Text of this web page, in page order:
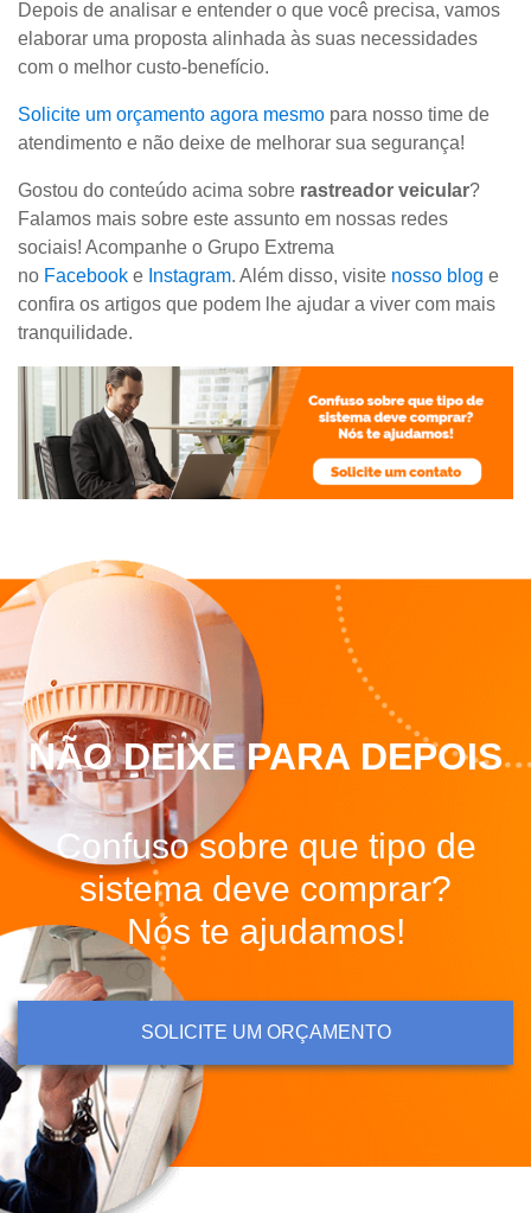
Depois de analisar e entender o que você precisa, vamos
elaborar uma proposta alinhada às suas necessidades
com o melhor custo-benefício.
Solicite um orçamento agora mesmo para nosso time de
atendimento e não deixe de melhorar sua segurança!
Gostou do conteúdo acima sobre rastreador veicular?
Falamos mais sobre este assunto em nossas redes
sociais! Acompanhe o Grupo Extrema
no Facebook e Instagram. Além disso, visite nosso blog e
confira os artigos que podem lhe ajudar a viver com mais
tranquilidade.
NÃO DEIXE PARA DEPOIS
Confuso sobre que tipo de
sistema deve comprar?
Nós te ajudamos!
SOLICITE UM ORÇAMENTO